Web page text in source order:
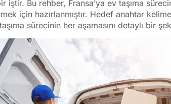
iştir. Bu rehber, Fransa’ya ev taşıma
için hazırlanmıştır. Hedef anahtar
sürecinin her aşamasını detaylı bir